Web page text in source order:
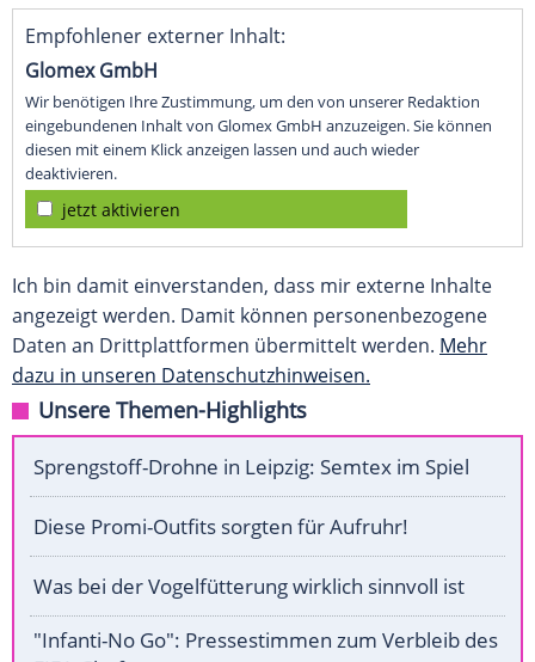
Empfohlener externer Inhalt:
Glomex GmbH
Wir benötigen Ihre Zustimmung, um den von unserer Redaktion
eingebundenen Inhalt von Glomex GmbH anzuzeigen. Sie können
diesen mit einem Klick anzeigen lassen und auch wieder
deaktivieren.
jetzt aktivieren
Ich bin damit einverstanden, dass mir externe Inhalte
angezeigt werden. Damit können personenbezogene
Daten an Drittplattformen übermittelt werden. Mehr
dazu in unseren Datenschutzhinweisen.
Unsere Themen-Highlights
Sprengstoff-Drohne in Leipzig: Semtex im Spiel
Diese Promi-Outfits sorgten für Aufruhr!
Was bei der Vogelfütterung wirklich sinnvoll ist
"Infanti-No Go": Pressestimmen zum Verbleib des